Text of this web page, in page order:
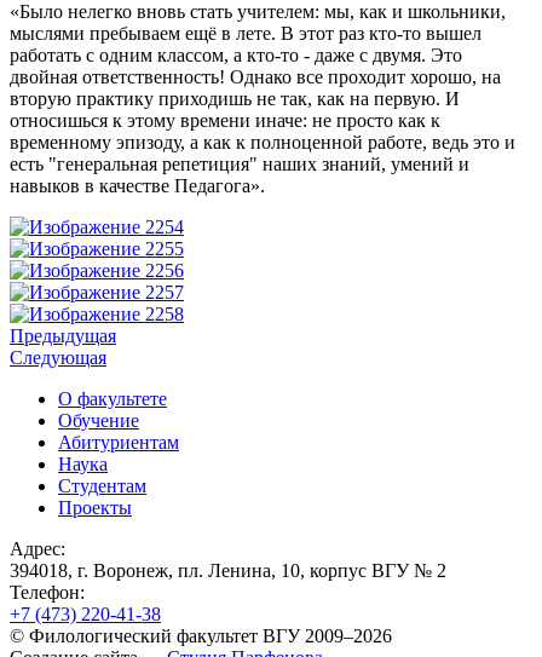
«Было нелегко вновь стать учителем: мы, как и школьники,
мыслями пребываем ещё в лете. В этот раз кто-то вышел
работать с одним классом, а кто-то - даже с двумя. Это
двойная ответственность! Однако все проходит хорошо, на
вторую практику приходишь не так, как на первую. И
относишься к этому времени иначе: не просто как к
временному эпизоду, а как к полноценной работе, ведь это и
есть "генеральная репетиция" наших знаний, умений и
навыков в качестве Педагога».
Предыдущая
Следующая
О факультете
Обучение
Абитуриентам
Наука
Студентам
Проекты
Адрес:
394018, г. Воронеж, пл. Ленина, 10, корпус ВГУ № 2
Телефон:
+7 (473) 220-41-38
© Филологический факультет ВГУ 2009–2026